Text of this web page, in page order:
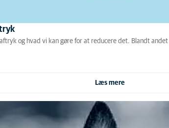
og hvad vi kan gøre for at reducere det. Blandt
Læs mere